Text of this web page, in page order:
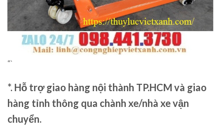
“`
*. Hỗ trợ giao hàng nội thành TP.HCM và giao
hàng tỉnh thông qua chành xe/nhà xe vận
chuyển.